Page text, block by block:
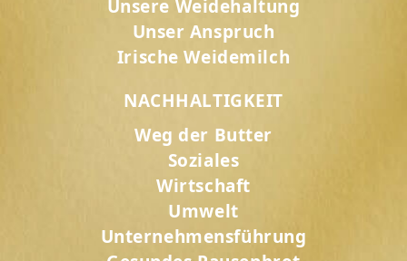
Unsere Weidehaltung
Unser Anspruch
Irische Weidemilch
NACHHALTIGKEIT
Weg der Butter
Soziales
Wirtschaft
Umwelt
Unternehmensführung